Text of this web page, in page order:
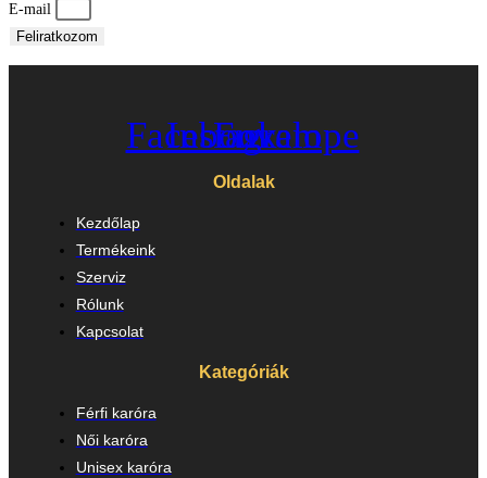
E-mail
Feliratkozom
Facebook
Instagram
Envelope
Oldalak
Kezdőlap
Termékeink
Szerviz
Rólunk
Kapcsolat
Kategóriák
Férfi karóra
Női karóra
Unisex karóra